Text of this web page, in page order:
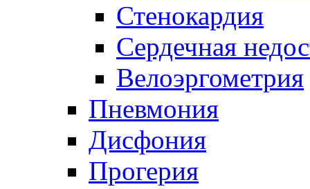
Стенокардия
Сердечная
Велоэргометрия
Пневмония
Дисфония
Прогерия